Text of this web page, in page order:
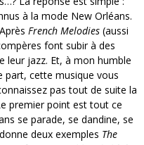
à la mode New Orléans.
French Melodies (aussi
font subir à des
leur jazz. Et, à mon humble
part, cette musique vous
pas tout de suite la
premier point est tout ce
se parade, se dandine, se
deux exemples The